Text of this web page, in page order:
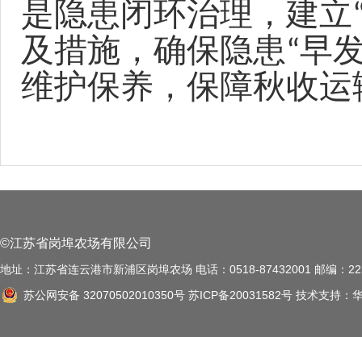
是隐患闭环治理，建
及措施，确保隐患“早
维护保养，保障秋收运
©江苏省岗埠农场有限公司
地址：江苏省连云港市新浦区岗埠农场 电话：0518-87432001 邮编：
苏公网安备 32070502010350号 苏ICP备20031582号 技术支持：